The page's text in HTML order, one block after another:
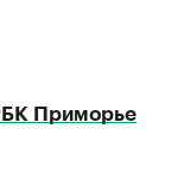
Приморье